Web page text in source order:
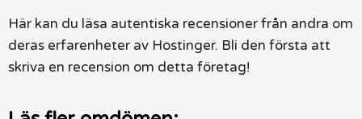
Här kan du läsa autentiska recensioner från andra om
deras erfarenheter av Hostinger. Bli den första att
skriva en recension om detta företag!